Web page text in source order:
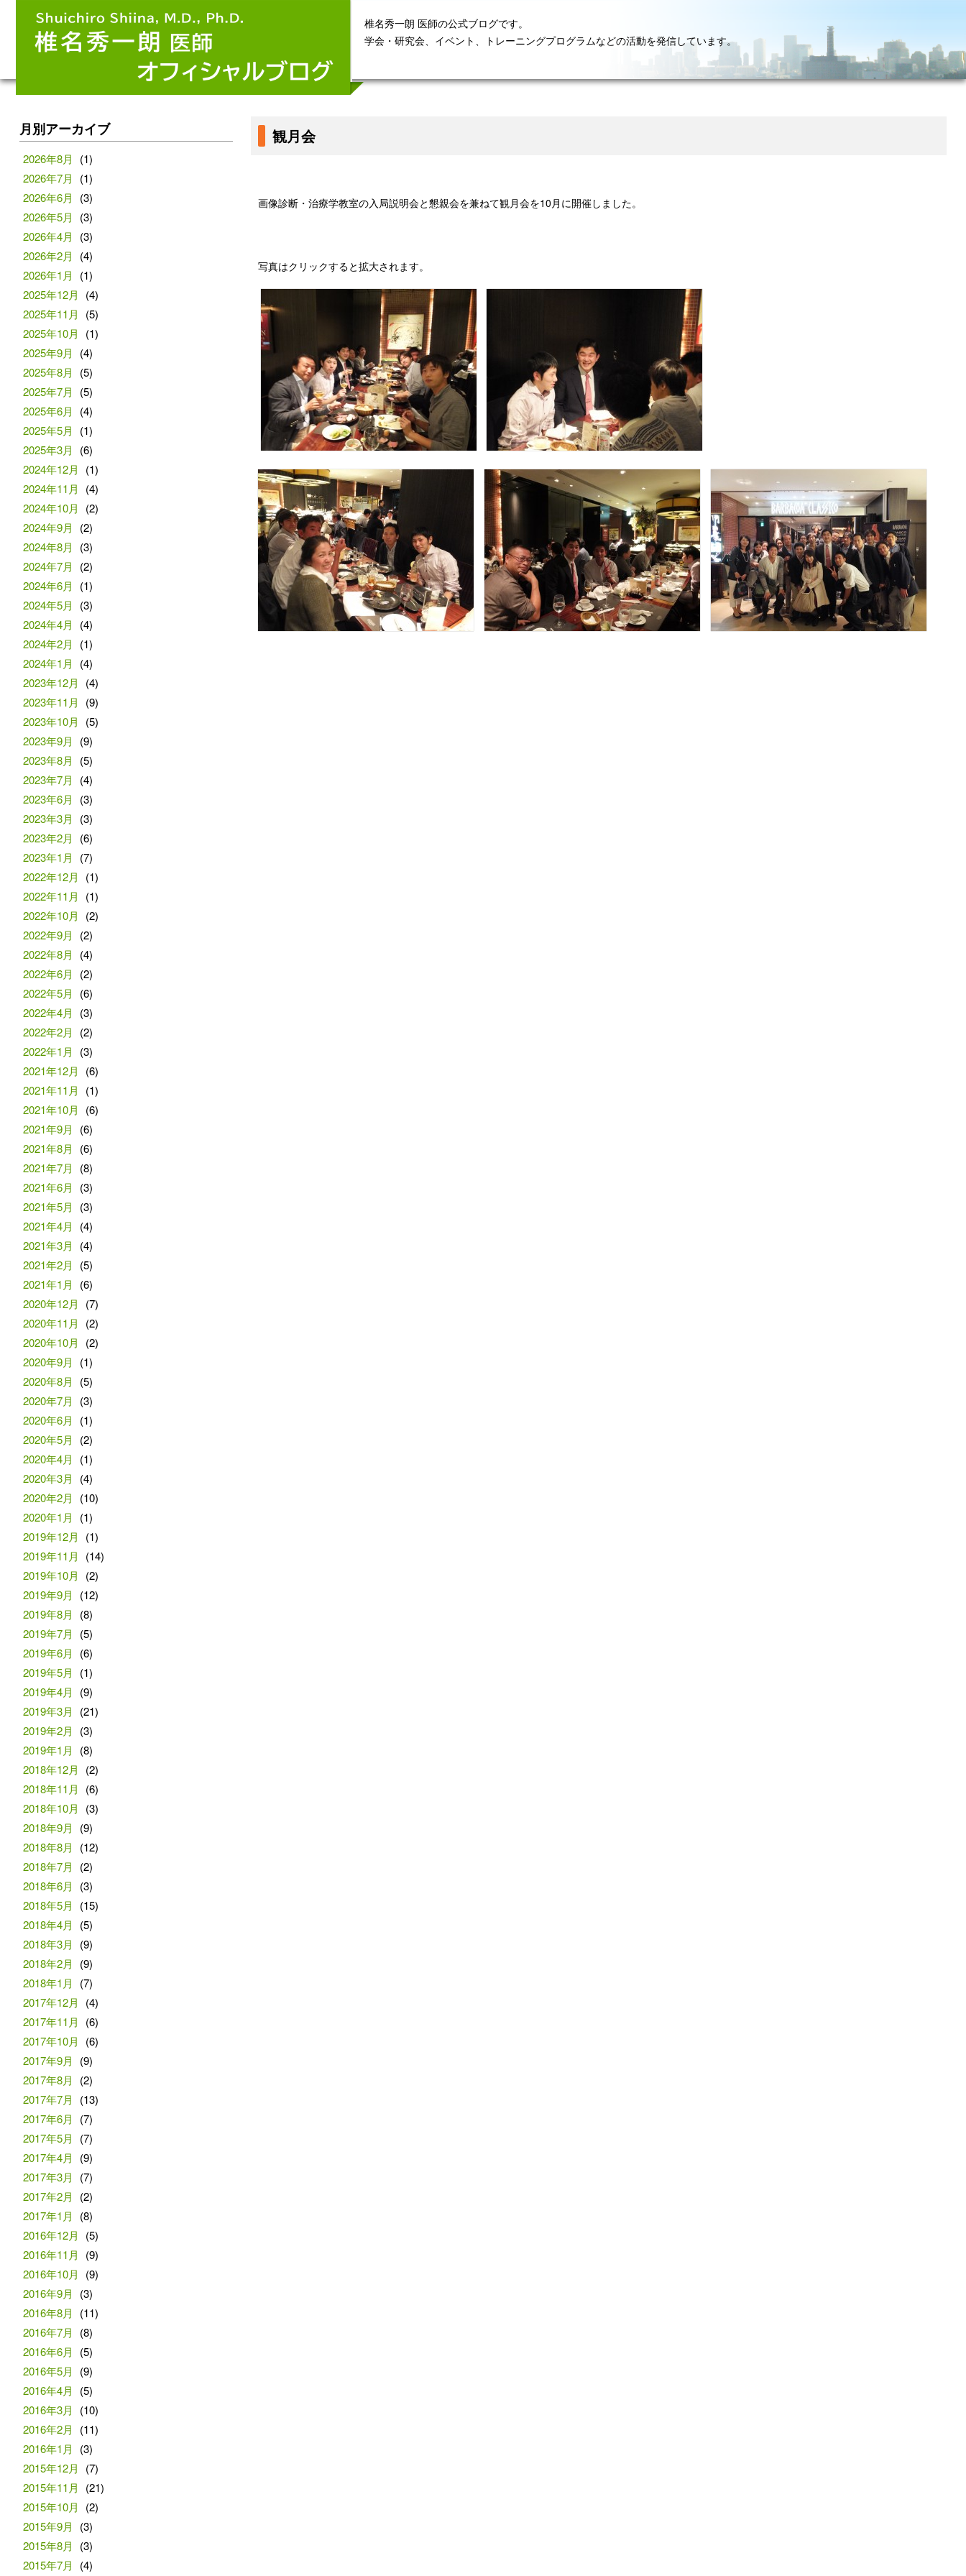
椎名秀一朗 医師の公式ブログです。
学会・研究会、イベント、トレーニングプログラムなどの活動を発信しています。
観月会
画像診断・治療学教室の入局説明会と懇親会を兼ねて観月会を10月 に開催しました。
写真はクリックすると拡大されます。
月別アーカイブ
2026年8月
(1)
2026年7月
(1)
2026年6月
(3)
2026年5月
(3)
2026年4月
(3)
2026年2月
(4)
2026年1月
(1)
2025年12月
(4)
2025年11月
(5)
2025年10月
(1)
2025年9月
(4)
2025年8月
(5)
2025年7月
(5)
2025年6月
(4)
2025年5月
(1)
2025年3月
(6)
2024年12月
(1)
2024年11月
(4)
2024年10月
(2)
2024年9月
(2)
2024年8月
(3)
2024年7月
(2)
2024年6月
(1)
2024年5月
(3)
2024年4月
(4)
2024年2月
(1)
2024年1月
(4)
2023年12月
(4)
2023年11月
(9)
2023年10月
(5)
2023年9月
(9)
2023年8月
(5)
2023年7月
(4)
2023年6月
(3)
2023年3月
(3)
2023年2月
(6)
2023年1月
(7)
2022年12月
(1)
2022年11月
(1)
2022年10月
(2)
2022年9月
(2)
2022年8月
(4)
2022年6月
(2)
2022年5月
(6)
2022年4月
(3)
2022年2月
(2)
2022年1月
(3)
2021年12月
(6)
2021年11月
(1)
2021年10月
(6)
2021年9月
(6)
2021年8月
(6)
2021年7月
(8)
2021年6月
(3)
2021年5月
(3)
2021年4月
(4)
2021年3月
(4)
2021年2月
(5)
2021年1月
(6)
2020年12月
(7)
2020年11月
(2)
2020年10月
(2)
2020年9月
(1)
2020年8月
(5)
2020年7月
(3)
2020年6月
(1)
2020年5月
(2)
2020年4月
(1)
2020年3月
(4)
2020年2月
(10)
2020年1月
(1)
2019年12月
(1)
2019年11月
(14)
2019年10月
(2)
2019年9月
(12)
2019年8月
(8)
2019年7月
(5)
2019年6月
(6)
2019年5月
(1)
2019年4月
(9)
2019年3月
(21)
2019年2月
(3)
2019年1月
(8)
2018年12月
(2)
2018年11月
(6)
2018年10月
(3)
2018年9月
(9)
2018年8月
(12)
2018年7月
(2)
2018年6月
(3)
2018年5月
(15)
2018年4月
(5)
2018年3月
(9)
2018年2月
(9)
2018年1月
(7)
2017年12月
(4)
2017年11月
(6)
2017年10月
(6)
2017年9月
(9)
2017年8月
(2)
2017年7月
(13)
2017年6月
(7)
2017年5月
(7)
2017年4月
(9)
2017年3月
(7)
2017年2月
(2)
2017年1月
(8)
2016年12月
(5)
2016年11月
(9)
2016年10月
(9)
2016年9月
(3)
2016年8月
(11)
2016年7月
(8)
2016年6月
(5)
2016年5月
(9)
2016年4月
(5)
2016年3月
(10)
2016年2月
(11)
2016年1月
(3)
2015年12月
(7)
2015年11月
(21)
2015年10月
(2)
2015年9月
(3)
2015年8月
(3)
2015年7月
(4)